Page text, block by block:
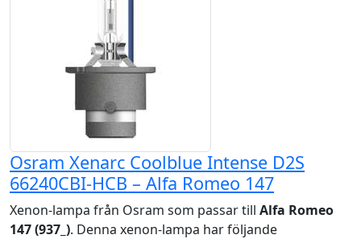
Osram Xenarc Coolblue Intense D2S
66240CBI-HCB – Alfa Romeo 147
Xenon-lampa från Osram som passar till Alfa Romeo
147 (937_). Denna xenon-lampa har följande